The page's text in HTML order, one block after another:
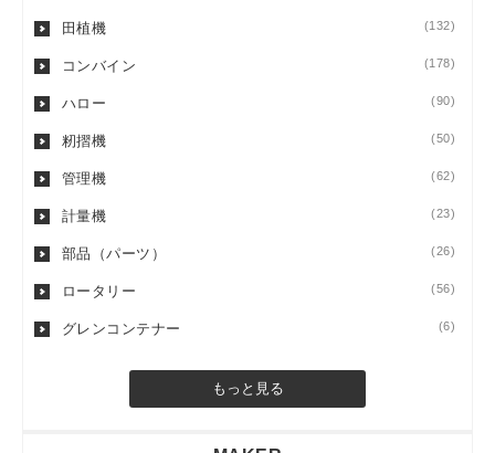
田植機 (132)
コンバイン (178)
ハロー (90)
籾摺機 (50)
管理機 (62)
計量機 (23)
部品（パーツ） (26)
ロータリー (56)
グレンコンテナー (6)
もっと見る